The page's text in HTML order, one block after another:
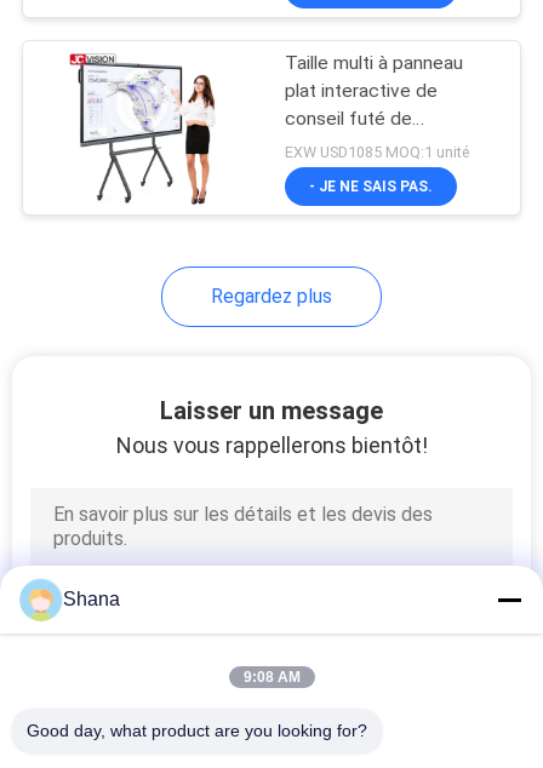
Affichage étiré
d'affichage à
cristaux liquides de
barre
Écran LCD
signage numérique
de dessus de table
Taille multi à panneau
plat interactive de
conseil futé de
JCVISION enseignant
tous dans une solution
EXW USD1085 MOQ:1 unité
- JE NE SAIS PAS.
Regardez plus
Laisser un message
Nous vous rappellerons bientôt!
Shana
9:08 AM
Good day, what product are you looking for?